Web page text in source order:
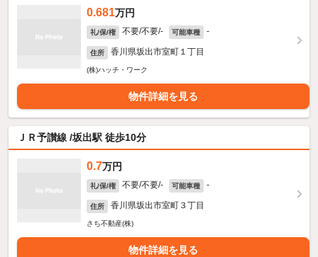
0.681万円
礼/保/権 不要/不要/- 可能車種 -
住所 香川県坂出市室町１丁目
(株)ハッチ・ワーク
物件詳細を見る
ＪＲ予讃線 /坂出駅 徒歩10分
0.7万円
礼/保/権 不要/不要/- 可能車種 -
住所 香川県坂出市室町３丁目
さち不動産(株)
物件詳細を見る